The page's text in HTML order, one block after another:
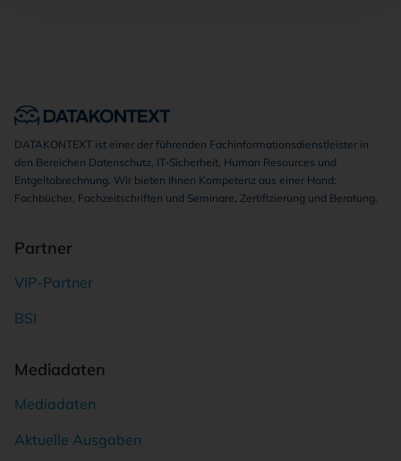
DATAKONTEXT ist einer der führenden Fachinformationsdienstleister in
den Bereichen Datenschutz, IT-Sicherheit, Human Resources und
Entgeltabrechnung. Wir bieten Ihnen Kompetenz aus einer Hand:
Fachbücher, Fachzeitschriften und Seminare, Zertifizierung und Beratung.
Partner
VIP-Partner
BSI
Mediadaten
Mediadaten
Aktuelle Ausgaben